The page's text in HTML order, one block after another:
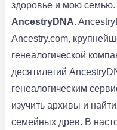
здоровье и мою семью.
AncestryDNA.
Ancestry.com,
генеалогической
десятилетий
генеалогическим
изучить архивы и
семейных древ. В